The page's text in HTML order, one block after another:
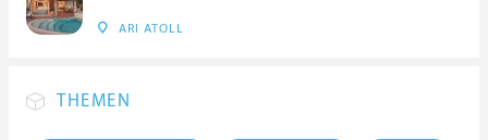
ARI ATOLL
THEMEN